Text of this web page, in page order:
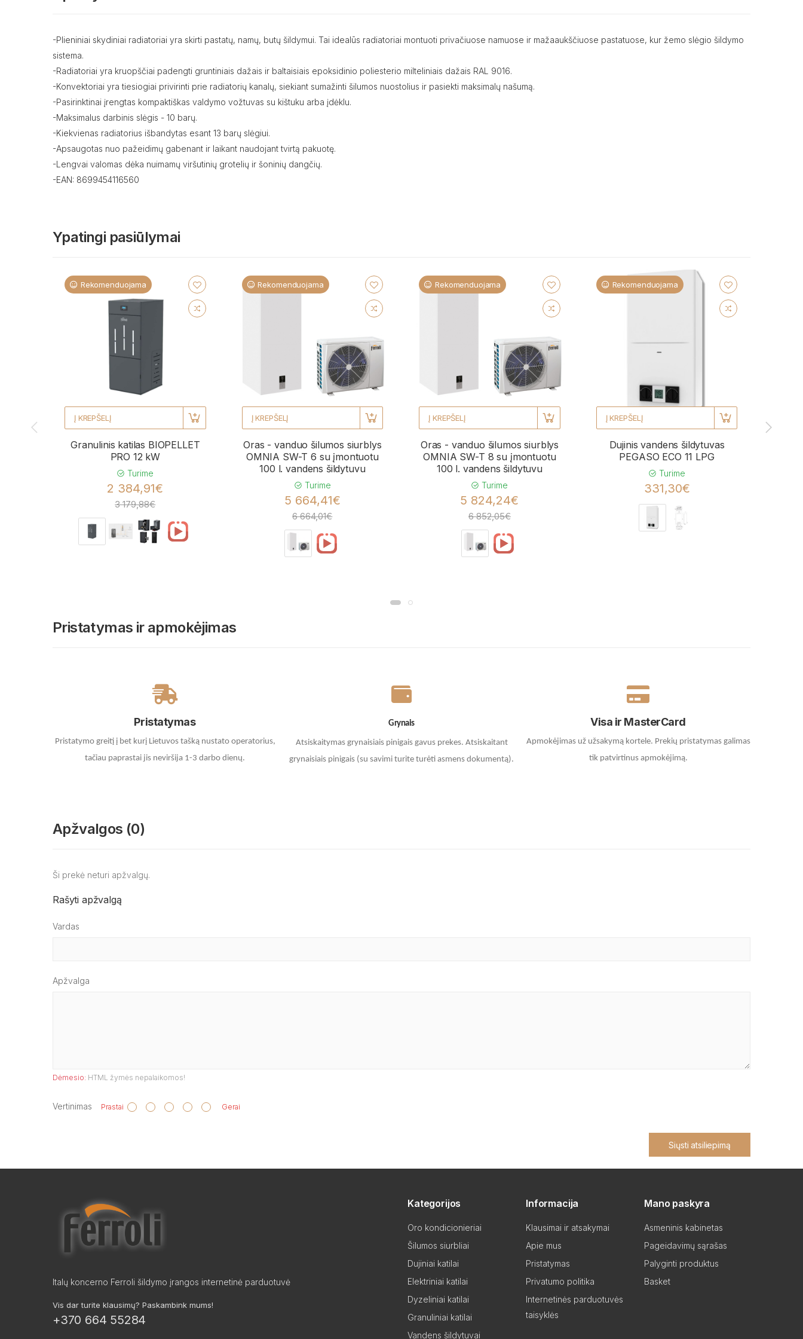
-Plieniniai skydiniai radiatoriai yra skirti pastatų, namų, butų šildymui. Tai idealūs radiatoriai montuoti privačiuose namuose ir mažaaukščiuose pastatuose, kur žemo slėgio šildymo
sistema.
-Radiatoriai yra kruopščiai padengti gruntiniais dažais ir baltaisiais epoksidinio poliesterio milteliniais dažais RAL 9016.
-Konvektoriai yra tiesiogiai privirinti prie radiatorių kanalų, siekiant sumažinti šilumos nuostolius ir pasiekti maksimalų našumą.
-Pasirinktinai įrengtas kompaktiškas valdymo vožtuvas su kištuku arba įdėklu.
-Maksimalus darbinis slėgis - 10 barų.
-Kiekvienas radiatorius išbandytas esant 13 barų slėgiui.
-Apsaugotas nuo pažeidimų gabenant ir laikant naudojant tvirtą pakuotę.
-Lengvai valomas dėka nuimamų viršutinių grotelių ir šoninių dangčių.
-EAN: 8699454116560
Ypatingi pasiūlymai
Rekomenduojama
Į KREPŠELĮ
Granulinis katilas BIOPELLET
PRO 12 kW
Turime
2 384,91€
3 179,88€
Rekomenduojama
Į KREPŠELĮ
Oras - vanduo šilumos siurblys
OMNIA SW-T 6 su įmontuotu
100 l. vandens šildytuvu
Turime
5 664,41€
6 664,01€
Rekomenduojama
Į KREPŠELĮ
Oras - vanduo šilumos siurblys
OMNIA SW-T 8 su įmontuotu
100 l. vandens šildytuvu
Turime
5 824,24€
6 852,05€
Rekomenduojama
Į KREPŠELĮ
Dujinis vandens šildytuvas
PEGASO ECO 11 LPG
Turime
331,30€
Pristatymas ir apmokėjimas
Pristatymas
Pristatymo greitį į bet kurį Lietuvos tašką nustato operatorius,
tačiau paprastai jis neviršija 1-3 darbo dienų.
Grynais
Atsiskaitymas grynaisiais pinigais gavus prekes. Atsiskaitant
grynaisiais pinigais (su savimi turite turėti asmens dokumentą).
Visa ir MasterCard
Apmokėjimas už užsakymą kortele. Prekių pristatymas galimas
tik patvirtinus apmokėjimą.
Apžvalgos (0)
Ši prekė neturi apžvalgų.
Rašyti apžvalgą
Vardas
Apžvalga
Dėmesio: HTML žymės nepalaikomos!
Vertinimas Prastai Gerai
Siųsti atsiliepimą
Italų koncerno Ferroli šildymo įrangos internetinė parduotuvė
Vis dar turite klausimų? Paskambink mums!
+370 664 55284
Kategorijos
Oro kondicionieriai
Šilumos siurbliai
Dujiniai katilai
Elektriniai katilai
Dyzeliniai katilai
Granuliniai katilai
Vandens šildytuvai
Informacija
Klausimai ir atsakymai
Apie mus
Pristatymas
Privatumo politika
Internetinės parduotuvės
taisyklės
Mano paskyra
Asmeninis kabinetas
Pageidavimų sąrašas
Palyginti produktus
Basket